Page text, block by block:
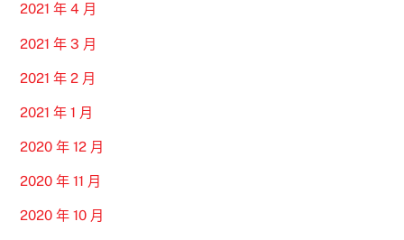
2021 年 4 月
2021 年 3 月
2021 年 2 月
2021 年 1 月
2020 年 12 月
2020 年 11 月
2020 年 10 月